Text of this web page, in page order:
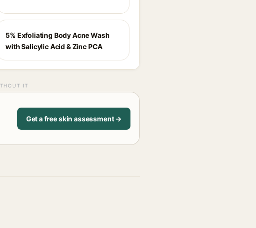
5% Exfoliating Body Acne Wash
with Salicylic Acid & Zinc PCA
IT
Get a free skin assessment →